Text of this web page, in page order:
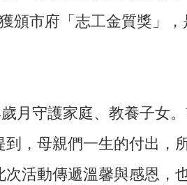
頒市府「志工金質獎」，
月守護家庭、教養子女。
，母親們一生的付出，
活動傳遞溫馨與感恩，